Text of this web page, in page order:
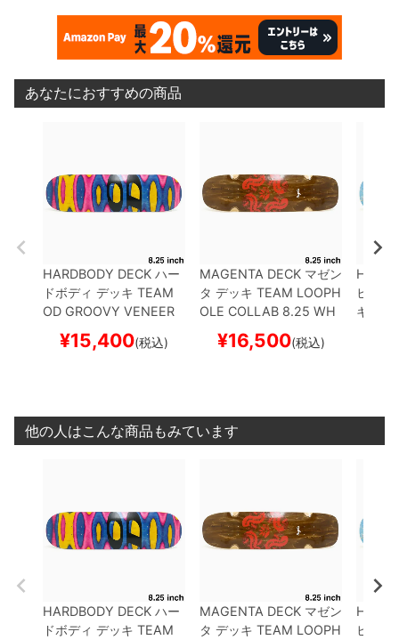
あなたにおすすめの商品
HARDBODY DECK ハー
ドボディ デッキ TEAM
OD GROOVY VENEER
8.25 LONG スケートボ
ード スケボー
¥15,400(税込)
MAGENTA DECK マゼン
タ デッキ TEAM LOOPH
OLE COLLAB 8.25 WH
EEL WELLS スケートボ
ード スケボー
¥16,500(税込)
ヒーテ
キ
他の人はこんな商品もみています
HARDBODY DECK ハー
ドボディ デッキ TEAM
MAGENTA DECK マゼン
タ デッキ TEAM LOOPH
ヒーテ